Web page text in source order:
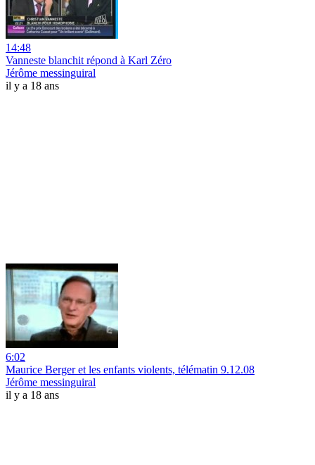
14:48
Vanneste blanchit répond à Karl Zéro
Jérôme messinguiral
il y a 18 ans
6:02
Maurice Berger et les enfants violents, télématin 9.12.08
Jérôme messinguiral
il y a 18 ans